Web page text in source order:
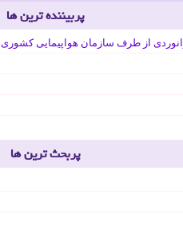
پربیننده ترین ها
از طرف سازمان هواپیمایی کشوری
پربحث ترین ها